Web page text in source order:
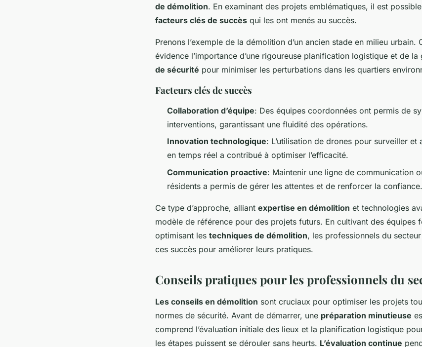
de démolition. En examinant des projets emblématiques, il est
facteurs clés de succès qui les ont menés au succès.
Prenons l’exemple de la démolition d’un ancien stade en milieu urbain.
évidence l’importance d’une rigoureuse planification logistique et de la
de sécurité pour minimiser les perturbations dans les quartiers
Facteurs clés de succès
Collaboration d’équipe: Des équipes coordonnées ont permis de
interventions, garantissant une fluidité des opérations.
Innovation technologique: L’utilisation de drones pour surveiller et
en temps réel a contribué à optimiser l’efficacité.
Communication proactive: Maintenir une ligne de communication
résidents a permis de gérer les attentes et de renforcer la confiance.
Ce type d’approche, alliant expertise en démolition et technologies
modèle de référence pour des projets futurs. En cultivant des équipes
optimisant les techniques de démolition, les professionnels du
ces succès pour améliorer leurs pratiques.
Conseils pratiques pour les professionnels du
Les conseils en démolition sont cruciaux pour optimiser les projets
normes de sécurité. Avant de démarrer, une préparation minutieuse
comprend l’évaluation initiale des lieux et la planification logistique
les étapes puissent se dérouler sans heurts. L’évaluation continue